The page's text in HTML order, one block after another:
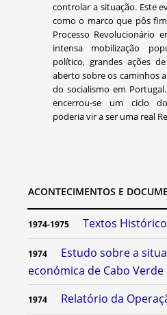
controlar a situação. Este
como o marco que pôs fim
Processo Revolucionário
intensa mobilização
político, grandes ações
aberto sobre os caminhos
do socialismo em
encerrou-se um ciclo
poderia vir a ser uma real
ACONTECIMENTOS E
1974-1975 Textos
1974
Estudo sobre a
económica de Cabo Verde
1974 Relatório da